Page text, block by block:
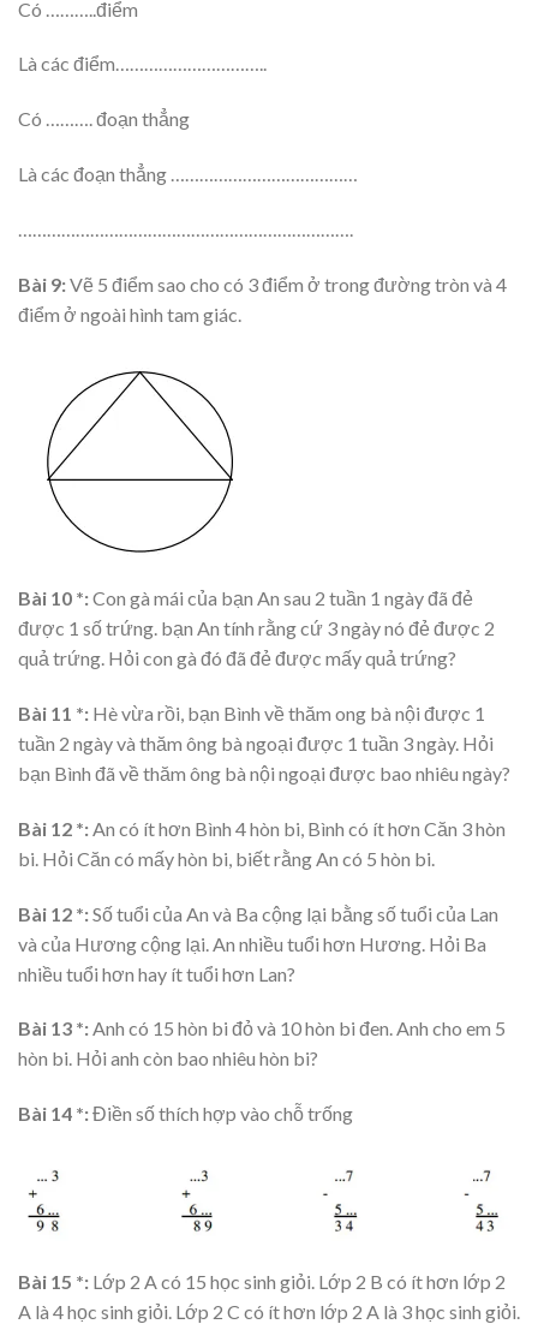
Có ………..điểm
Là các điểm…………………………..
Có ………. đoạn thẳng
Là các đoạn thẳng …………………………………
…………………………………………………………….
Bài 9:Vẽ 5 điểm sao cho có 3 điểm ở trong đường tròn và 4
điểm ở ngoài hình tam giác.
Bài 10 *:Con gà mái của bạn An sau 2 tuần 1 ngày đã đẻ
được 1 số trứng. bạn An tính rằng cứ 3 ngày nó đẻ được 2
quả trứng. Hỏi con gà đó đã đẻ được mấy quả trứng?
Bài 11 *: Hè vừa rồi, bạn Bình về thăm ong bà nội được 1
tuần 2 ngày và thăm ông bà ngoại được 1 tuần 3 ngày. Hỏi
bạn Bình đã về thăm ông bà nội ngoại được bao nhiêu ngày?
Bài 12 *:An có ít hơn Bình 4 hòn bi, Bình có ít hơn Căn 3 hòn
bi. Hỏi Căn có mấy hòn bi, biết rằng An có 5 hòn bi.
Bài 12 *:Số tuổi của An và Ba cộng lại bằng số tuổi của Lan
và của Hương cộng lại. An nhiều tuổi hơn Hương. Hỏi Ba
nhiều tuổi hơn hay ít tuổi hơn Lan?
Bài 13 *:Anh có 15 hòn bi đỏ và 10 hòn bi đen. Anh cho em 5
hòn bi. Hỏi anh còn bao nhiêu hòn bi?
Bài 14 *:Điền số thích hợp vào chỗ trống
Bài 15 *: Lớp 2 A có 15 học sinh giỏi. Lớp 2 B có ít hơn lớp 2
A là 4 học sinh giỏi. Lớp 2 C có ít hơn lớp 2 A là 3 học sinh giỏi.